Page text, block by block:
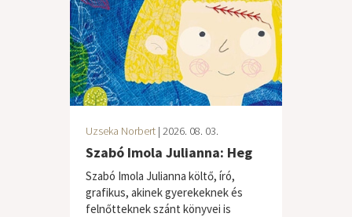
Uzseka Norbert | 2026. 08. 03.
Szabó Imola Julianna: Heg
Szabó Imola Julianna költő, író,
grafikus, akinek gyerekeknek és
felnőtteknek szánt könyvei is